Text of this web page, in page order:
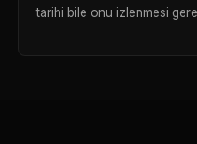
tarihi bile onu izlenmesi